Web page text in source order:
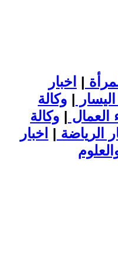
| اخبار
| وكالة
العمال | وكالة
الرياضة | اخبار